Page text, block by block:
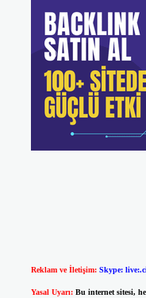
Reklam ve İletişim: Skype:
Yasal Uyarı: Bu internet sitesi,